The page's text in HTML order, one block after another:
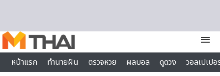
menu
หน้าแรก
ทำนายฝัน ตรวจหวย ผลบอล ดูดวง
วอลเปเป